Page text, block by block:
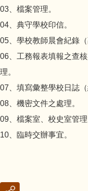
人事室
03、檔案管理。
04、典守學校印信。
05、學校教師晨會紀錄（
06、工務報表填報之查
理。
07、填寫彙整學校日誌（
08、機密文件之處理。
09、檔案室、校史室管理
10、臨時交辦事宜。